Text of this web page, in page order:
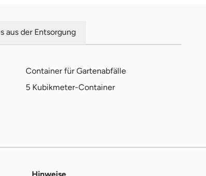
aus der Entsorgung
Container für Gartenabfälle
5 Kubikmeter-Container
Hinweise